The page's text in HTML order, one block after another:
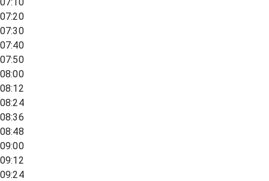
07:20
07:30
07:40
07:50
08:00
08:12
08:24
08:36
08:48
09:00
09:12
09:24